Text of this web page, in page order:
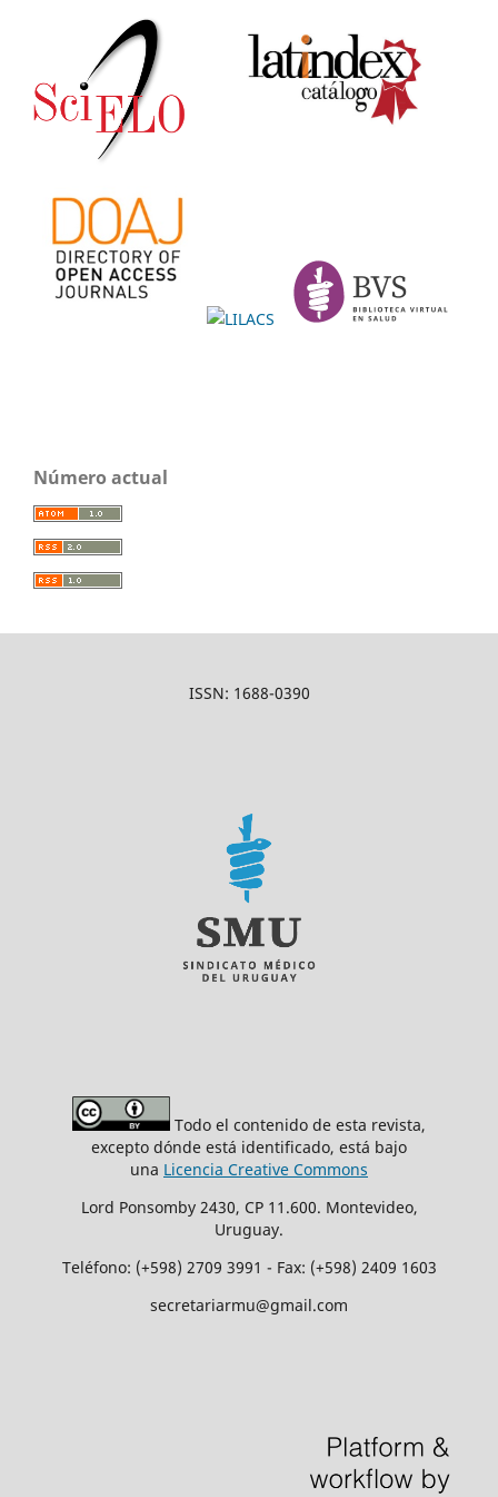
Número actual
ISSN: 1688-0390
Todo el contenido de esta revista,
excepto dónde está identificado, está bajo
una Licencia Creative Commons
Lord Ponsomby 2430, CP 11.600. Montevideo,
Uruguay.
Teléfono: (+598) 2709 3991 - Fax: (+598) 2409 1603
secretariarmu@gmail.com